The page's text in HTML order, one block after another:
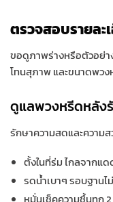
ตรวจสอบรายละ
ขอดูภาพร่างหรือตัวอย่า
โทนสุภาพ และขนาดพว
ดูแลพวงหรีดหลัง
รักษาความสดและความ
ตั้งในที่ร่ม ไกลจากแ
รดน้ำเบาๆ รอบฐานไ